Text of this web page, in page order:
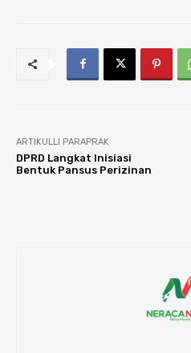
ARTIKULLI PARAPRAK
DPRD Langkat Inisiasi
Bentuk Pansus Perizinan